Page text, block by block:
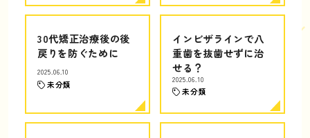
30代矯正治療後の後
戻りを防ぐために
2025.06.10
未分類
インビザラインで八
重歯を抜歯せずに治
せる？
2025.06.10
未分類